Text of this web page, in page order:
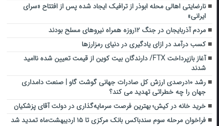
نارضایتی اهالی محله ابوذر از ترافیک ایجاد شده پس از افتتاح «سرای
ایرانی»
مردم آذربایجان در جنگ ۱۲روزه همراه نیروهای مسلح بودند
کسب درآمد در ازای یادگیری در دنیای رمزارزها
آغاز بازپرداخت FTX/ دارندگان بیت کوین از قیمت تعیین‌ شده ناامید
شدند
رشد ۱۰درصدی ارزش کل صادرات جهانی گوشت گاو | صنعت دامداری
جهان را چه خطراتی تهدید می کند؟
خرید خانه در کیش؛ بهترین فرصت سرمایه‌گذاری در دولت آقای پزشکیان
فراخوان مرحله سوم سندباکس بانک مرکزی تا ۱۵ اردیبهشت‌ماه تمدید شد